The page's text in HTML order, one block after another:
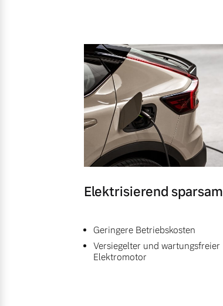
Elektrisierend sparsam
Geringere Betriebskosten
Versiegelter und wartungsfreier
Elektromotor